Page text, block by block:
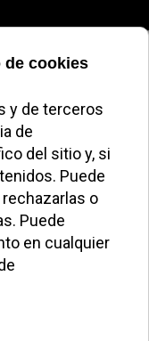
XIV
fuego
al